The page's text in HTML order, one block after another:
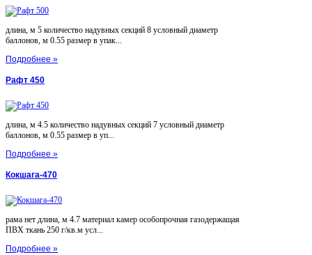
длина, м 5 количество надувных секций 8 условный диаметр
баллонов, м 0.55 размер в упак...
Подробнее »
Рафт 450
длина, м 4.5 количество надувных секций 7 условный диаметр
баллонов, м 0.55 размер в уп...
Подробнее »
Кокшага-470
рама нет длина, м 4.7 материал камер особопрочная газодержащая
ПВХ ткань 250 г/кв.м усл...
Подробнее »